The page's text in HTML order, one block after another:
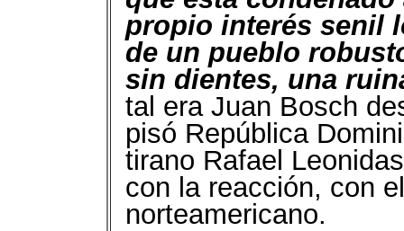
propio interés senil
de un pueblo
sin dientes, una
tal era Juan Bosch
pisó República
tirano Rafael
con la reacción, con
norteamericano.